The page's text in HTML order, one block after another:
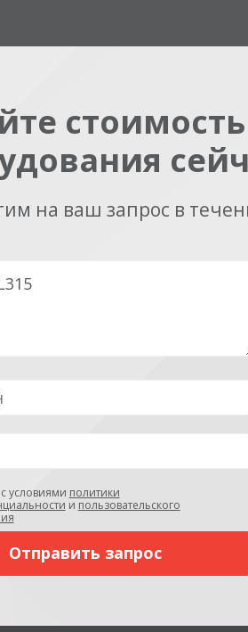
стоимость
на ваш запрос в
условиями политики
и пользовательского